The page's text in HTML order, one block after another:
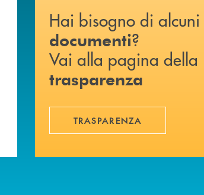
Hai bisogno di alcuni
documenti?
Vai alla pagina della
trasparenza
TRASPARENZA